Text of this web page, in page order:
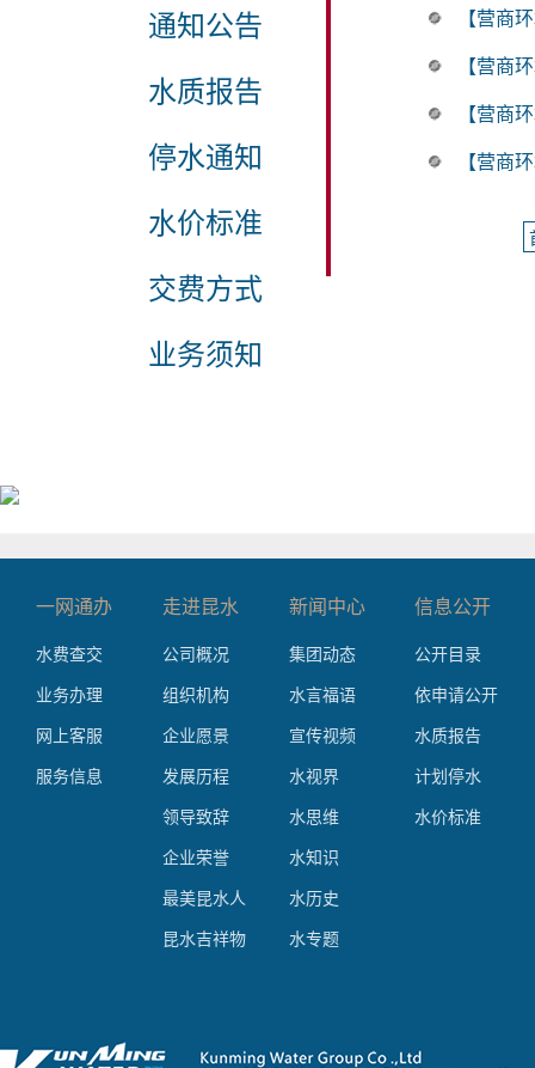
通知公告
水质报告
停水通知
水价标准
交费方式
业务须知
【营商
【营商
【营商
【营商
一网通办
水费查交
业务办理
网上客服
服务信息
走进昆水
公司概况
组织机构
企业愿景
发展历程
领导致辞
企业荣誉
最美昆水人
昆水吉祥物
新闻中心
集团动态
水言福语
宣传视频
水视界
水思维
水知识
水历史
水专题
信息公开
公开目录
依申请公开
水质报告
计划停水
水价标准